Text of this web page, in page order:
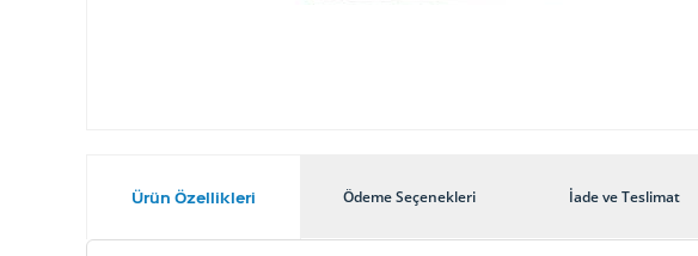
Ürün Özellikleri Ödeme Seçenekleri İade ve Teslimat